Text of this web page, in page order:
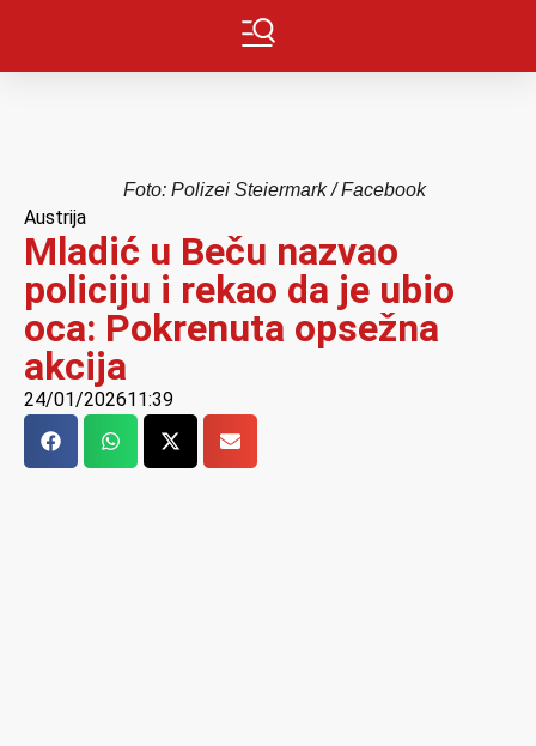
Foto: Polizei Steiermark / Facebook
Austrija
Mladić u Beču nazvao
policiju i rekao da je ubio
oca: Pokrenuta opsežna
akcija
24/01/202611:39